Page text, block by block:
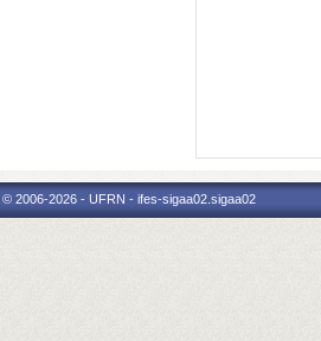
2006-2026 - UFRN - ifes-sigaa02.sigaa02